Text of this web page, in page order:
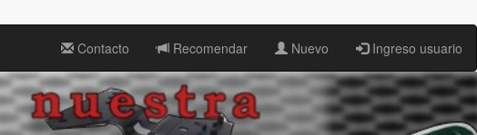
Contacto Recomendar Nuevo Ingreso usuario